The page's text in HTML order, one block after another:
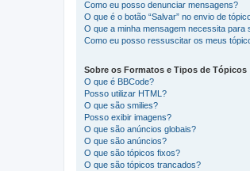
Como eu posso denunciar mensagens?
O que é o botão “Salvar” no envio de
O que a minha mensagem necessita para
Como eu posso ressuscitar os meus
Sobre os Formatos e Tipos de Tópicos
O que é BBCode?
Posso utilizar HTML?
O que são smilies?
Posso exibir imagens?
O que são anúncios globais?
O que são anúncios?
O que são tópicos fixos?
O que são tópicos trancados?